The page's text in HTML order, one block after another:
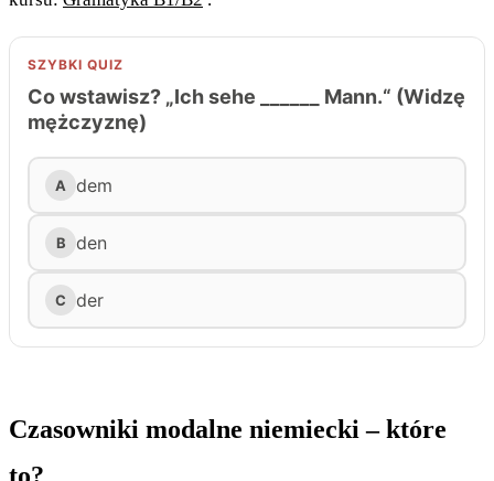
Czasowniki modalne niemiecki – które